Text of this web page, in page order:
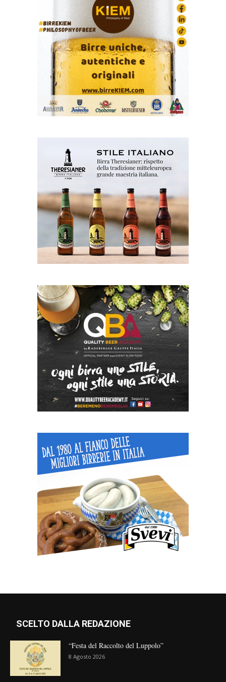
SCELTO DALLA REDAZIONE
“Festa del Raccolto del Luppolo”
8 Agosto 2026